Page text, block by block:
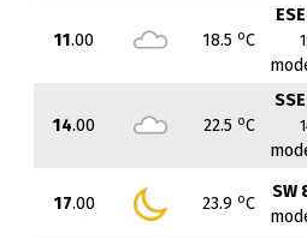
11.00 18.5 oC
14.00 22.5 oC
17.00 23.9 oC
SW